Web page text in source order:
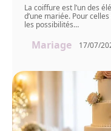
La coiffure est l’un des
d’une mariée. Pour
les possibilités…
Mariage 17/07/